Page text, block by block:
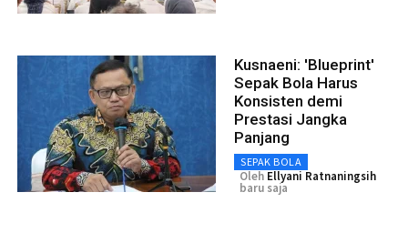
Kusnaeni: 'Blueprint'
Sepak Bola Harus
Konsisten demi
Prestasi Jangka
Panjang
SEPAK BOLA
Oleh Ellyani Ratnaningsih
baru saja